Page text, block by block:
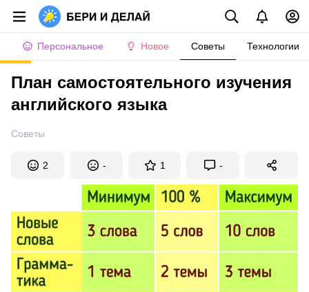
Персональное Новое Советы Технологии
План самостоятельного изучения
английского языка
Советы
2 - 1 -